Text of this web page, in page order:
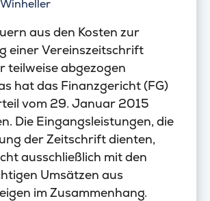
aus den Kosten zur
einer Vereinszeitschrift
teilweise abgezogen
hat das Finanzgericht (FG)
vom 29. Januar 2015
Die Eingangsleistungen, die
der Zeitschrift dienten,
ausschließlich mit den
Umsätzen aus
im Zusammenhang.